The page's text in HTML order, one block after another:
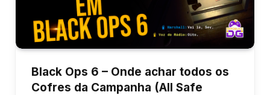
Black Ops 6 – Onde achar todos os
Cofres da Campanha (All Safe